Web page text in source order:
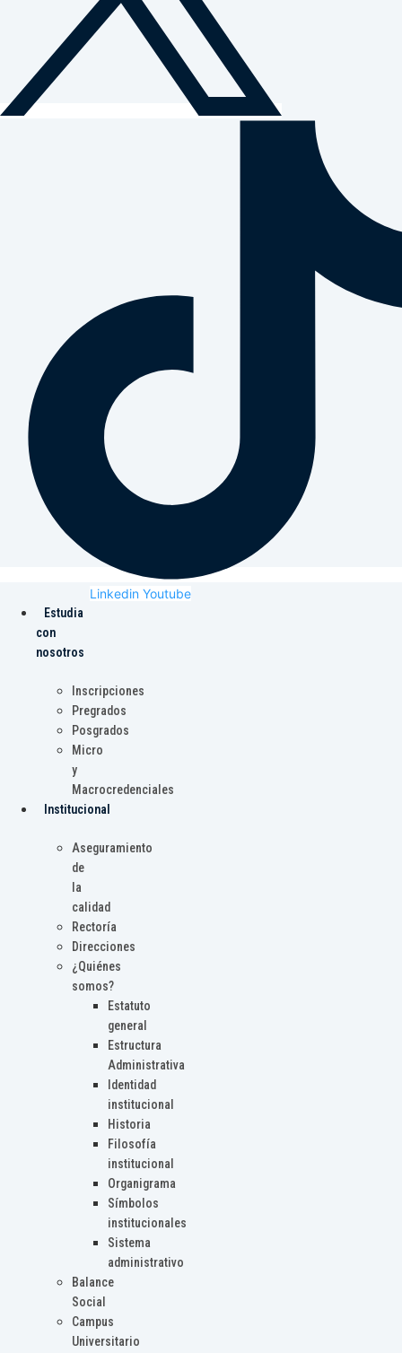
Linkedin Youtube
Estudia
con
nosotros
Inscripciones
Pregrados
Posgrados
Micro
y
Macrocredenciales
Institucional
Aseguramiento
de
la
calidad
Rectoría
Direcciones
¿Quiénes
somos?
Estatuto
general
Estructura
Administrativa
Identidad
institucional
Historia
Filosofía
institucional
Organigrama
Símbolos
institucionales
Sistema
administrativo
Balance
Social
Campus
Universitario